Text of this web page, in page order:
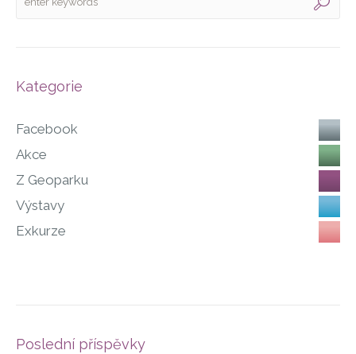
Kategorie
Facebook
Akce
Z Geoparku
Výstavy
Exkurze
Poslední příspěvky